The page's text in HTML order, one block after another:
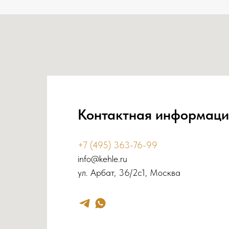
Контактная
+7 (495) 363-76-99
info@kehle.ru
ул. Арбат, 36/2с1, Москва